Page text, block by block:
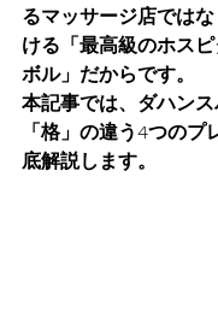
るマッサージ店では
ける 「最高級のホス
ボル」 だからです。
本記事では、ダハン
「格」の違う4つのプ
底解説します。